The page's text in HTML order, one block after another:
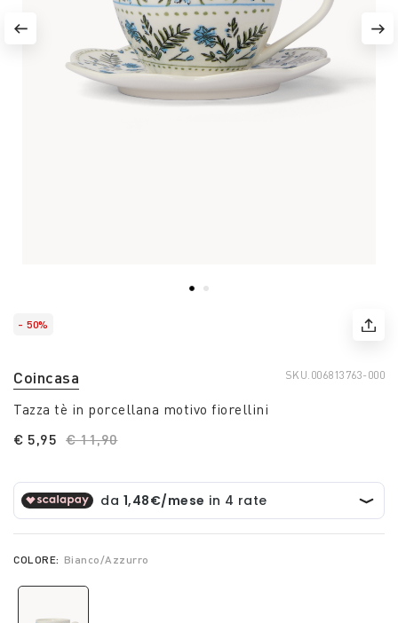
- 50%
Coincasa SKU. 006813763-000
Tazza tè in porcellana motivo fiorellini
Price reduced from
€ 11,90to
€ 5,95
COLORE: Bianco/Azzurro